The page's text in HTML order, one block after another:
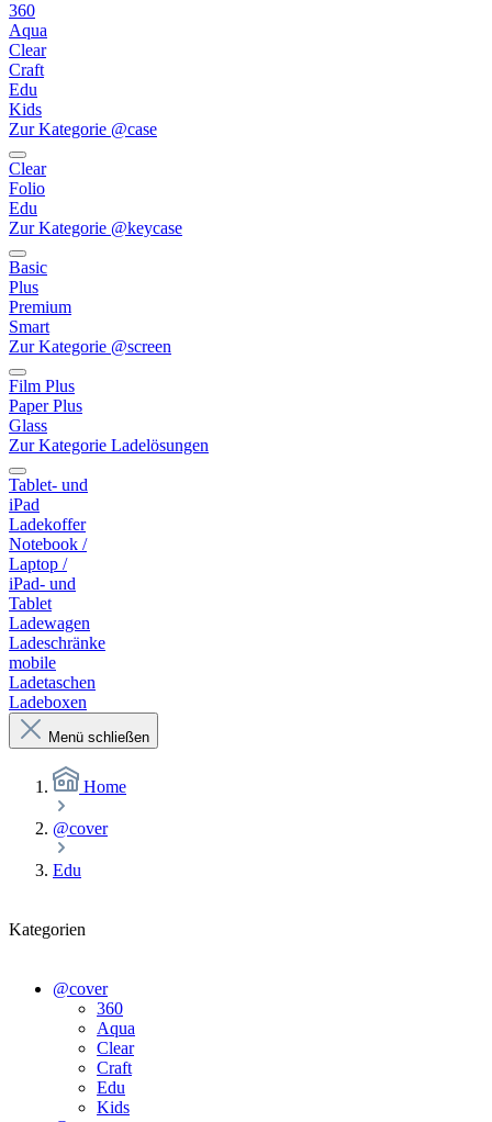
360
Aqua
Clear
Craft
Edu
Kids
Zur Kategorie @case
Clear
Folio
Edu
Zur Kategorie @keycase
Basic
Plus
Premium
Smart
Zur Kategorie @screen
Film Plus
Paper Plus
Glass
Zur Kategorie Ladelösungen
Tablet- und
iPad
Ladekoffer
Notebook /
Laptop /
iPad- und
Tablet
Ladewagen
Ladeschränke
mobile
Ladetaschen
Ladeboxen
Menü schließen
Home
@cover
Edu
Kategorien
@cover
360
Aqua
Clear
Craft
Edu
Kids